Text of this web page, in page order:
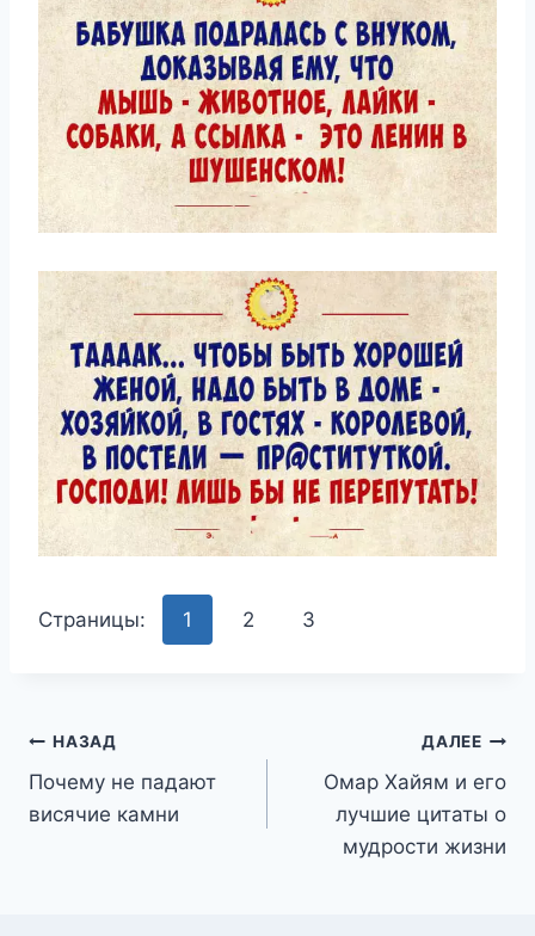
Страницы: 1 2 3
Навигация
по
НАЗАД
Почему не падают
висячие камни
ДАЛЕЕ
Омар Хайям и его
лучшие цитаты о
мудрости жизни